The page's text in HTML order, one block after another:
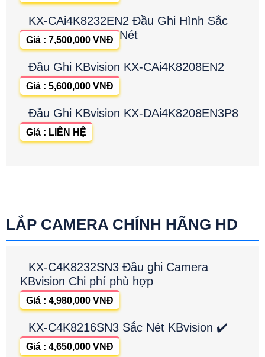
KX-CAi4K8232EN2 Đầu Ghi Hình Sắc
Nét
Giá : 7,500,000 VNĐ
Đầu Ghi KBvision KX-CAi4K8208EN2
Giá : 5,600,000 VNĐ
Đầu Ghi KBvision KX-DAi4K8208EN3P8
Giá : LIÊN HỆ
LẮP CAMERA CHÍNH HÃNG HD
KX-C4K8232SN3 Đầu ghi Camera
KBvision Chi phí phù hợp
Giá : 4,980,000 VNĐ
KX-C4K8216SN3 Sắc Nét KBvision ✔️
Giá : 4,650,000 VNĐ